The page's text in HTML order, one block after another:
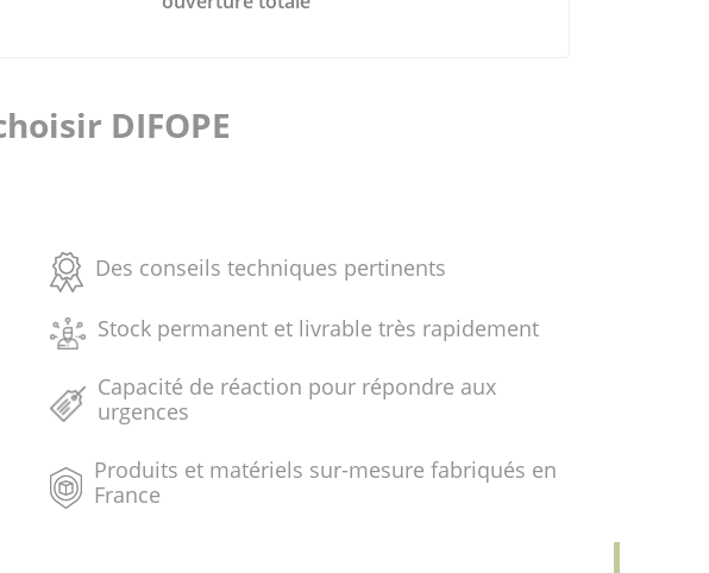
DIFOPE
Des conseils techniques pertinents
Stock permanent et livrable très rapidement
Capacité de réaction pour répondre aux
urgences
Produits et matériels sur-mesure fabriqués en
France